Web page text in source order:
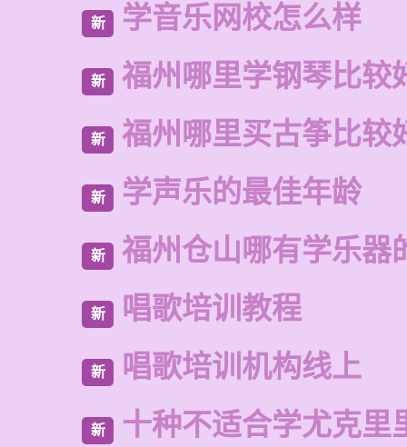
新 学音乐网校怎么样
新 福州哪里学钢琴比较
新 福州哪里买古筝比较
新 学声乐的最佳年龄
新 福州仓山哪有学乐器
新 唱歌培训教程
新 唱歌培训机构线上
新 十种不适合学尤克里